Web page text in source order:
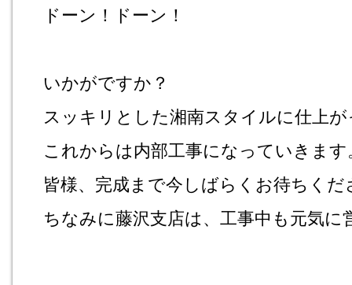
ドーン！ドーン！
いかがですか？
スッキリとした湘南スタイルに仕上
これからは内部工事になっていきます
皆様、完成まで今しばらくお待ちくだ
ちなみに藤沢支店は、工事中も元気に